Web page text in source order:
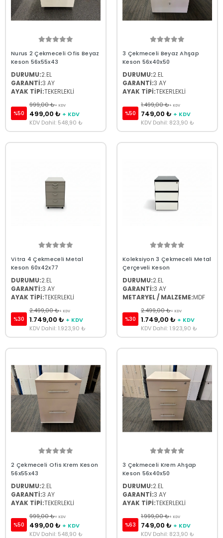
Nurus 2 Çekmeceli Ofis Beyaz
Keson 56x55x43
DURUMU:2.EL
GARANTİ:3 AY
AYAK TİPİ:TEKERLEKLİ
%50
999,00 ₺+ KDV
499,00 ₺ + KDV
KDV Dahil: 548,90 ₺
3 Çekmeceli Beyaz Ahşap
Keson 56x40x50
DURUMU:2.EL
GARANTİ:3 AY
AYAK TİPİ:TEKERLEKLİ
%50
1.499,00 ₺+ KDV
749,00 ₺ + KDV
KDV Dahil: 823,90 ₺
Vitra 4 Çekmeceli Metal
Keson 60x42x77
DURUMU:2.EL
GARANTİ:3 AY
AYAK TİPİ:TEKERLEKLİ
%30
2.499,00 ₺+ KDV
1.749,00 ₺ + KDV
KDV Dahil: 1.923,90 ₺
Koleksiyon 3 Çekmeceli Metal
Çerçeveli Keson
DURUMU:2.EL
GARANTİ:3 AY
METARYEL / MALZEME:MDF
%30
2.499,00 ₺+ KDV
1.749,00 ₺ + KDV
KDV Dahil: 1.923,90 ₺
2 Çekmeceli Ofis Krem Keson
56x55x43
DURUMU:2.EL
GARANTİ:3 AY
AYAK TİPİ:TEKERLEKLİ
%50
999,00 ₺+ KDV
499,00 ₺ + KDV
KDV Dahil: 548,90 ₺
3 Çekmeceli Krem Ahşap
Keson 56x40x50
DURUMU:2.EL
GARANTİ:3 AY
AYAK TİPİ:TEKERLEKLİ
%63
1.999,00 ₺+ KDV
749,00 ₺ + KDV
KDV Dahil: 823,90 ₺